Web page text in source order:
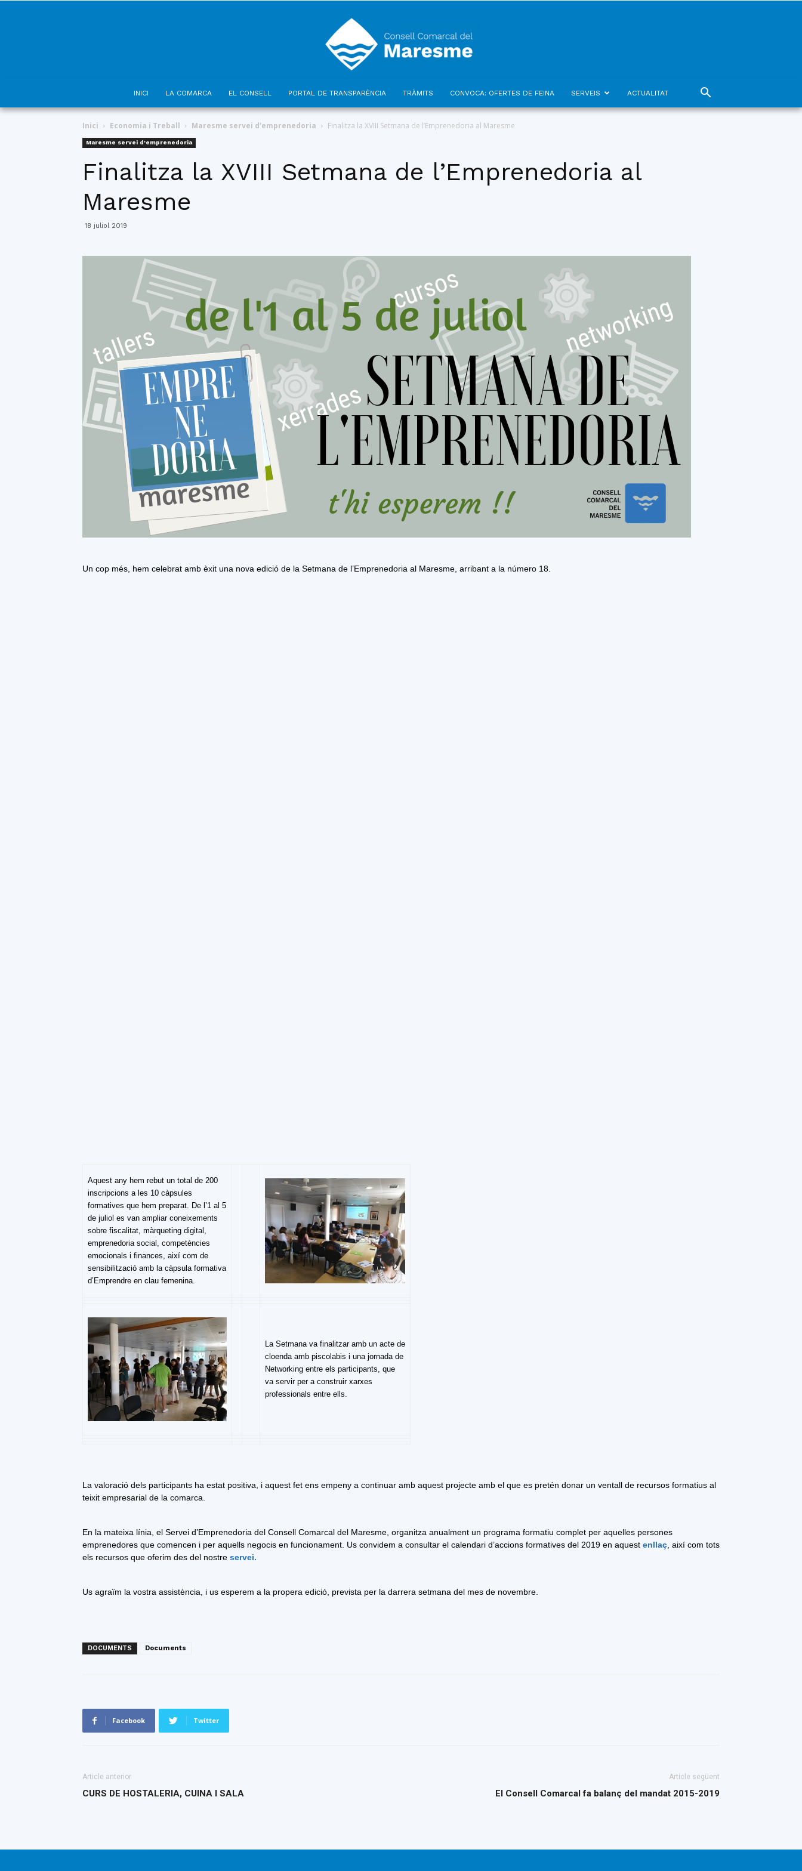
Maresme
INICI LA COMARCA EL CONSELL PORTAL DE TRANSPARÈNCIA TRÀMITS CONVOCA: OFERTES DE FEINA SERVEIS ACTUALITAT
Inici Economia i Treball Maresme servei d'emprenedoria Finalitza la XVIII Setmana de l’Emprenedoria al Maresme
Maresme servei d'emprenedoria
Finalitza la XVIII Setmana de l’Emprenedoria al
Maresme
18 juliol 2019
Un cop més, hem celebrat amb èxit una nova edició de la Setmana de l’Emprenedoria al Maresme, arribant a la número 18.
Aquest any hem rebut un total de 200
inscripcions a les 10 càpsules
formatives que hem preparat. De l’1 al 5
de juliol es van ampliar coneixements
sobre fiscalitat, màrqueting digital,
emprenedoria social, competències
emocionals i finances, així com de
sensibilització amb la càpsula formativa
d’Emprendre en clau femenina.
La Setmana va finalitzar amb un acte de
cloenda amb piscolabis i una jornada de
Networking entre els participants, que
va servir per a construir xarxes
professionals entre ells.
La valoració dels participants ha estat positiva, i aquest fet ens empeny a continuar amb aquest projecte amb el que es pretén donar un ventall de recursos formatius al
teixit empresarial de la comarca.
En la mateixa línia, el Servei d’Emprenedoria del Consell Comarcal del Maresme, organitza anualment un programa formatiu complet per aquelles persones
emprenedores que comencen i per aquells negocis en funcionament. Us convidem a consultar el calendari d’accions formatives del 2019 en aquest enllaç , així com tots
els recursos que oferim des del nostre servei.
Us agraïm la vostra assistència, i us esperem a la propera edició, prevista per la darrera setmana del mes de novembre.
DOCUMENTS Documents
Facebook Twitter
Article anterior
CURS DE HOSTALERIA, CUINA I SALA
Article següent
El Consell Comarcal fa balanç del mandat 2015-2019